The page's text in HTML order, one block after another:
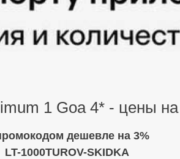
1 Goa 4* - цены
дешевле на 3%
LT-1000TUROV-SKIDKA